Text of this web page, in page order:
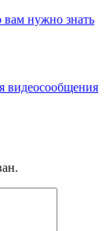
вам нужно знать
видеосообщения